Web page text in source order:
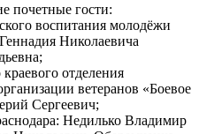
почетные гости:
воспитания молодёжи
Николаевича
отделения
ветеранов «Боевое
Сергеевич;
Недилько Владимир